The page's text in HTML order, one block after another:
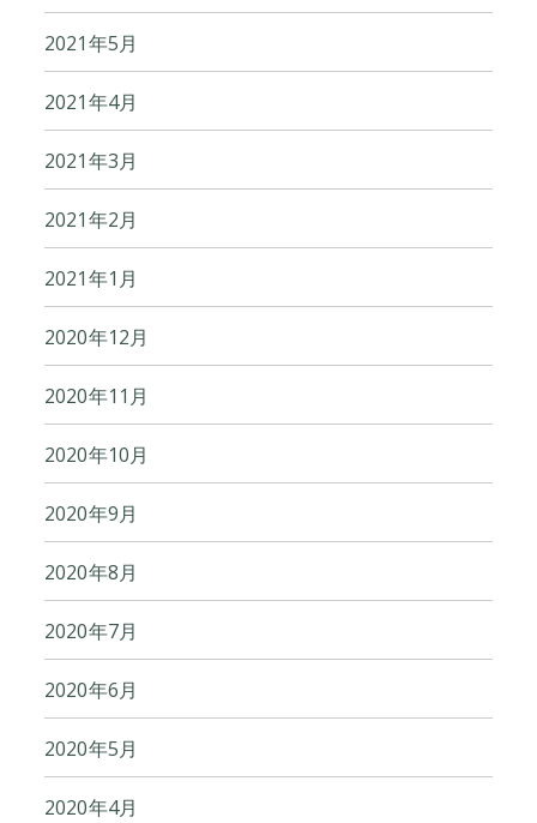
2021年5月
2021年4月
2021年3月
2021年2月
2021年1月
2020年12月
2020年11月
2020年10月
2020年9月
2020年8月
2020年7月
2020年6月
2020年5月
2020年4月